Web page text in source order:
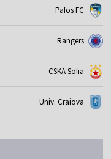
Pafos FC
Rangers
CSKA Sofia
Univ. Craiova